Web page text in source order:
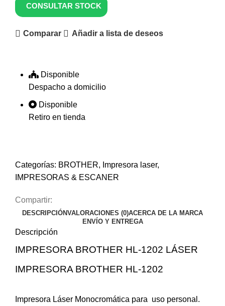
$25.13
$104.41
CONSULTAR STOCK
Comparar Añadir a lista de deseos
Disponible
Despacho a domicilio
Disponible
Retiro en tienda
Categorías: BROTHER, Impresora laser,
IMPRESORAS & ESCANER
Compartir:
DESCRIPCIÓNVALORACIONES (0)ACERCA DE LA MARCA
ENVÍO Y ENTREGA
Descripción
IMPRESORA BROTHER HL-1202 LÁSER
IMPRESORA BROTHER HL-1202
Impresora Láser Monocromática para uso personal.